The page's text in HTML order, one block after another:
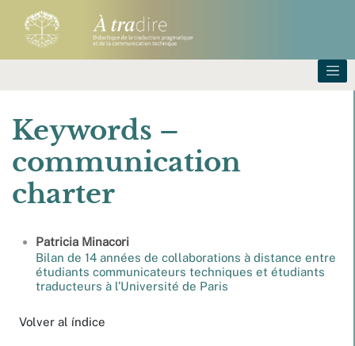
Keywords –
communication
charter
Patricia Minacori
Bilan de 14 années de collaborations à distance entre
étudiants communicateurs techniques et étudiants
traducteurs à l’Université de Paris
Volver al índice